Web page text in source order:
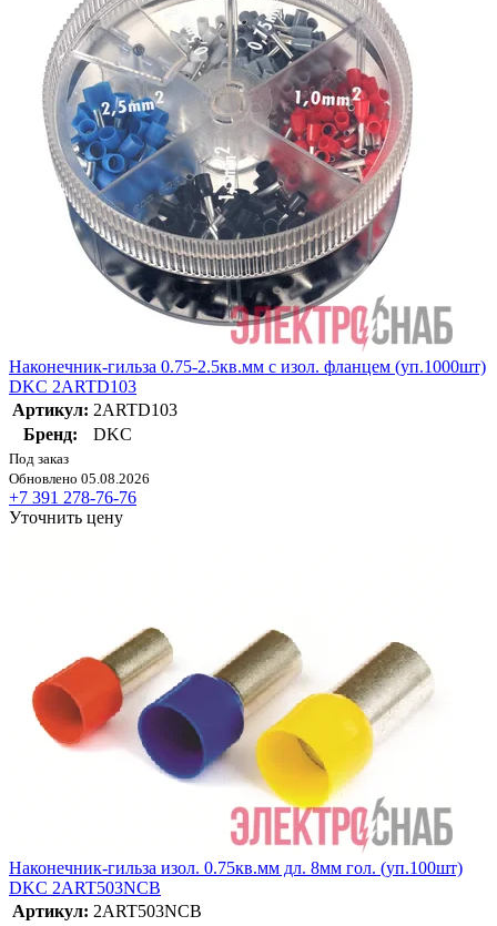
Наконечник-гильза 0.75-2.5кв.мм с изол. фланцем (уп.1000шт)
DKC 2ARTD103
Артикул: 2ARTD103
Бренд:
DKC
Под заказ
Обновлено 05.08.2026
+7 391 278-76-76
Уточнить цену
Наконечник-гильза изол. 0.75кв.мм дл. 8мм гол. (уп.100шт)
DKC 2ART503NCB
Артикул: 2ART503NCB